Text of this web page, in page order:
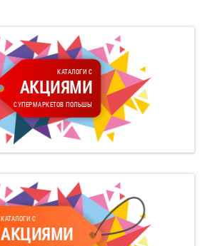
КАТАЛОГИ С
АКЦИЯМИ
СУПЕРМАРКЕТОВ ПОЛЬШЫ
КАТАЛОГИ С
АКЦИЯМИ